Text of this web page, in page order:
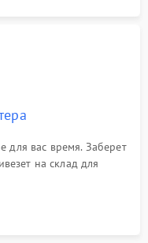
для вас время. Заберет
на склад для